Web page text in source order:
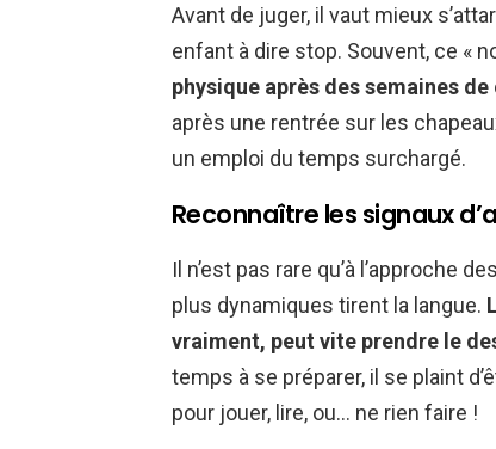
Avant de juger, il vaut mieux
enfant à dire stop. Souvent, ce «
physique après des semaines
après une rentrée sur les
un emploi du temps surchargé.
Reconnaître les signaux
Il n’est pas rare qu’à l’approche
plus dynamiques tirent la langue.
vraiment, peut vite prendre le
temps à se préparer, il se plaint
pour jouer, lire, ou… ne rien faire !